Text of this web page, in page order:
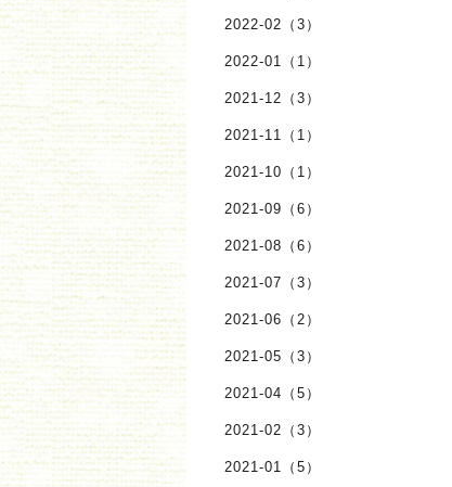
2022-02（3）
2022-01（1）
2021-12（3）
2021-11（1）
2021-10（1）
2021-09（6）
2021-08（6）
2021-07（3）
2021-06（2）
2021-05（3）
2021-04（5）
2021-02（3）
2021-01（5）